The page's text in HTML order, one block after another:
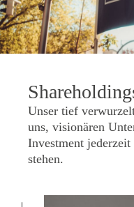
Unser tief
uns, visionären
Investment
stehen.